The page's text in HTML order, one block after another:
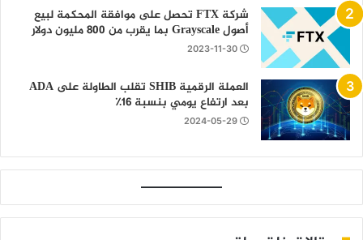
شركة FTX تحصل على موافقة المحكمة لبيع
أصول Grayscale بما يقرب من 800 مليون دولار
2023-11-30
العملة الرقمية SHIB تقلب الطاولة على ADA
بعد ارتفاع يومي بنسبة 16٪
2024-05-29